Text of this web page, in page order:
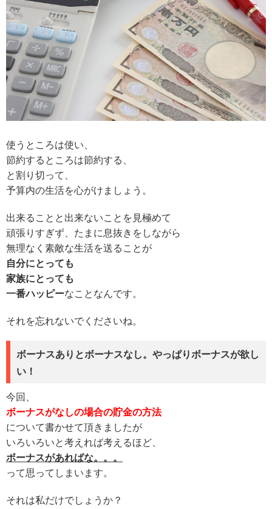
使うところは使い、
節約するところは節約する、
と割り切って、
予算内の生活を心がけましょう。
出来ることと出来ないことを見極めて
頑張りすぎず、たまに息抜きをしながら
無理なく素敵な生活を送ることが
自分にとっても
家族にとっても
一番ハッピーなことなんです。
それを忘れないでくださいね。
ボーナスありとボーナスなし。やっぱりボーナスが欲し
い！
今回、
ボーナスがなしの場合の貯金の方法
について書かせて頂きましたが
いろいろいと考えれば考えるほど、
ボーナスがあればな。。。
って思ってしまいます。
それは私だけでしょうか？